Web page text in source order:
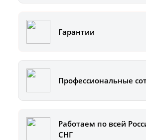
Гарантии
Профессиональные
Работаем по всей
СНГ